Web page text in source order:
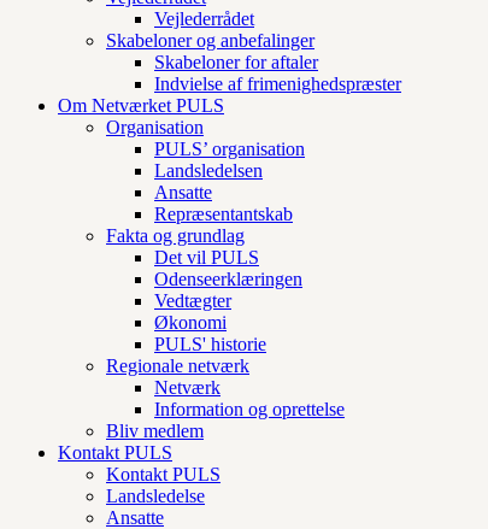
Vejlederrådet
Skabeloner og anbefalinger
Skabeloner for aftaler
Indvielse af frimenighedspræster
Om Netværket PULS
Organisation
PULS’ organisation
Landsledelsen
Ansatte
Repræsentantskab
Fakta og grundlag
Det vil PULS
Odenseerklæringen
Vedtægter
Økonomi
PULS' historie
Regionale netværk
Netværk
Information og oprettelse
Bliv medlem
Kontakt PULS
Kontakt PULS
Landsledelse
Ansatte